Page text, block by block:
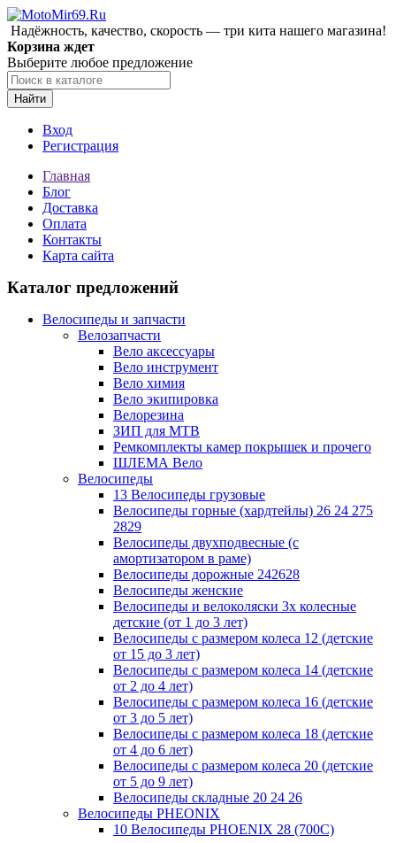
Надёжность, качество, скорость — три кита нашего магазина!
Корзина ждет
Выберите любое предложение
Найти
Вход
Регистрация
Главная
Блог
Доставка
Оплата
Контакты
Карта сайта
Каталог предложений
Велосипеды и запчасти
Велозапчасти
Вело аксессуары
Вело инструмент
Вело химия
Вело экипировка
Велорезина
ЗИП для MTB
Ремкомплекты камер покрышек и прочего
ШЛЕМА Вело
Велосипеды
13 Велосипеды грузовые
Велосипеды горные (хардтейлы) 26 24 275
2829
Велосипеды двухподвесные (с
амортизатором в раме)
Велосипеды дорожные 242628
Велосипеды женские
Велосипеды и велоколяски 3х колесные
детские (от 1 до 3 лет)
Велосипеды с размером колеса 12 (детские
от 15 до 3 лет)
Велосипеды с размером колеса 14 (детские
от 2 до 4 лет)
Велосипеды с размером колеса 16 (детские
от 3 до 5 лет)
Велосипеды с размером колеса 18 (детские
от 4 до 6 лет)
Велосипеды с размером колеса 20 (детские
от 5 до 9 лет)
Велосипеды складные 20 24 26
Велосипеды PHEONIX
10 Велосипеды PHOENIX 28 (700С)